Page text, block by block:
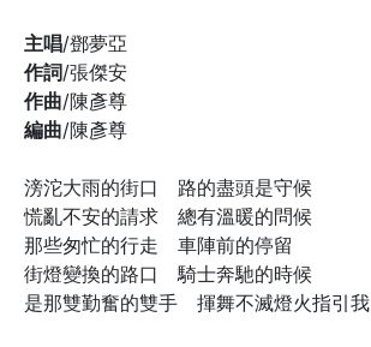
主唱/鄧夢亞
作詞/張傑安
作曲/陳彥尊
編曲/陳彥尊
滂沱大雨的街口 路的盡頭是守候
慌亂不安的請求 總有溫暖的問候
那些匆忙的行走 車陣前的停留
街燈變換的路口 騎士奔馳的時候
是那雙勤奮的雙手 揮舞不滅燈火指引我